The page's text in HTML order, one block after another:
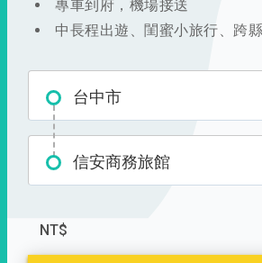
專車到府，機場接送
中長程出遊、閨蜜小旅行、跨
台中市
信安商務旅館
NT$